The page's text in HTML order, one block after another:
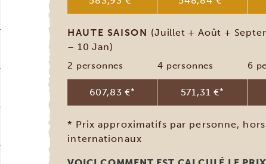
HAUTE SAISON (Juillet + Août +
– 10 Jan)
2 personnes
607,83 €*
4 personnes
571,31 €*
6
* Prix approximatifs par personne,
internationaux